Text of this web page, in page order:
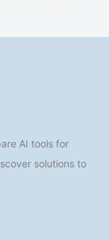
AI tools for
solutions to